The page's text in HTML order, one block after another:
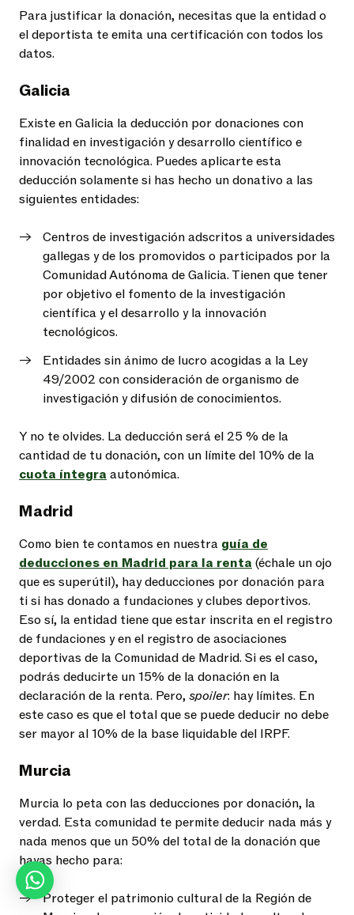
Para justificar la donación, necesitas que la entidad o
el deportista te emita una certificación con todos los
datos.
Galicia
Existe en Galicia la deducción por donaciones con
finalidad en investigación y desarrollo científico e
innovación tecnológica. Puedes aplicarte esta
deducción solamente si has hecho un donativo a las
siguientes entidades:
Centros de investigación adscritos a universidades
gallegas y de los promovidos o participados por la
Comunidad Autónoma de Galicia. Tienen que tener
por objetivo el fomento de la investigación
científica y el desarrollo y la innovación
tecnológicos.
Entidades sin ánimo de lucro acogidas a la Ley
49/2002 con consideración de organismo de
investigación y difusión de conocimientos.
Y no te olvides. La deducción será el 25 % de la
cantidad de tu donación, con un límite del 10% de la
cuota íntegra autonómica.
Madrid
Como bien te contamos en nuestra guía de
deducciones en Madrid para la renta (échale un ojo
que es superútil), hay deducciones por donación para
ti si has donado a fundaciones y clubes deportivos.
Eso sí, la entidad tiene que estar inscrita en el registro
de fundaciones y en el registro de asociaciones
deportivas de la Comunidad de Madrid. Si es el caso,
podrás deducirte un 15% de la donación en la
declaración de la renta. Pero,spoiler: hay límites. En
este caso es que el total que se puede deducir no debe
ser mayor al 10% de la base liquidable del IRPF.
Murcia
Murcia lo peta con las deducciones por donación, la
verdad. Esta comunidad te permite deducir nada más y
nada menos que un 50% del total de la donación que
hayas hecho para:
Proteger el patrimonio cultural de la Región de